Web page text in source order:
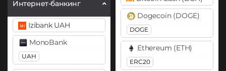
Интернет-банкинг
Izibank UAH
MonoBank
UAH
Dogecoin (DOGE)
DOGE
Ethereum (ETH)
ERC20